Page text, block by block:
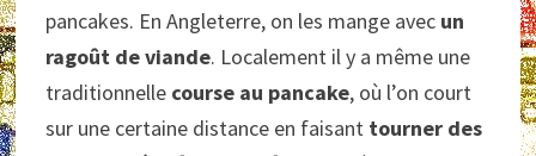
pancakes. En Angleterre, on les mange avec un
ragoût de viande. Localement il y a même une
traditionnelle course au pancake, où l’on court
sur une certaine distance en faisant tourner des